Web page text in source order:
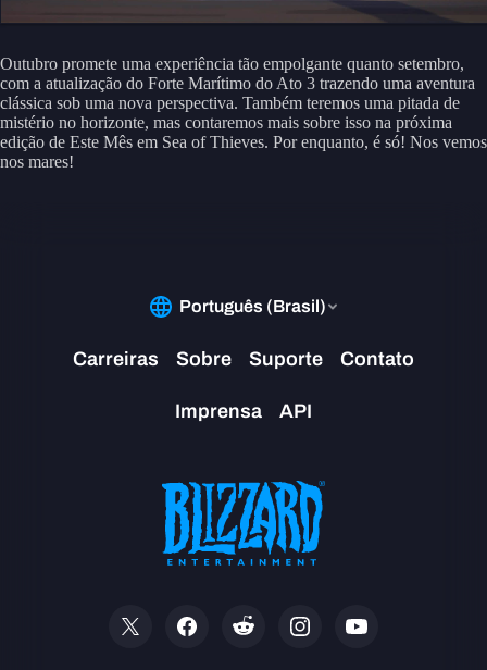
Outubro promete uma experiência tão empolgante quanto setembro,
com a atualização do Forte Marítimo do Ato 3 trazendo uma aventura
clássica sob uma nova perspectiva. Também teremos uma pitada de
mistério no horizonte, mas contaremos mais sobre isso na próxima
edição de Este Mês em Sea of Thieves. Por enquanto, é só! Nos vemos
nos mares!